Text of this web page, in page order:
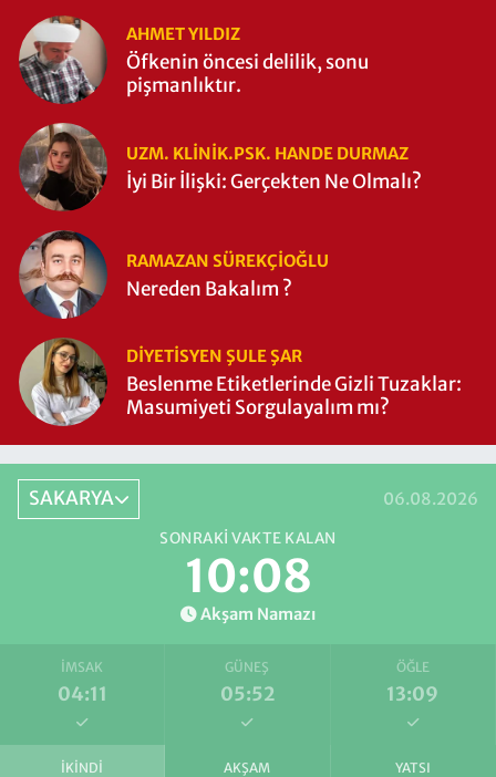
AHMET YILDIZ
Öfkenin öncesi delilik, sonu
pişmanlıktır.
UZM. KLINIK.PSK. HANDE DURMAZ
İyi Bir İlişki: Gerçekten Ne Olmalı?
RAMAZAN SÜREKÇIOĞLU
Nereden Bakalım ?
DIYETISYEN ŞULE ŞAR
Beslenme Etiketlerinde Gizli Tuzaklar:
Masumiyeti Sorgulayalım mı?
SAKARYA 06.08.2026
SONRAKI VAKTE KALAN
10:07
Akşam Namazı
İMSAK
04:11
GÜNEŞ
05:52
ÖĞLE
13:09
İKINDI AKŞAM YATSI